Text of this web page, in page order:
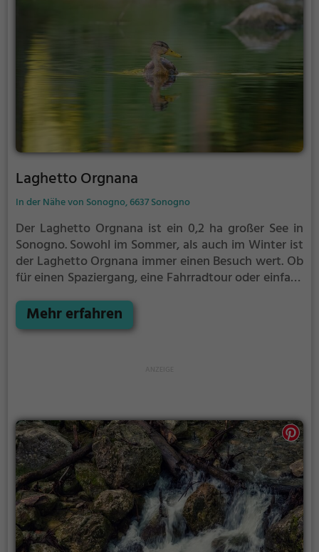
Laghetto Orgnana
In der Nähe von Sonogno, 6637 Sonogno
Der Laghetto Orgnana ist ein 0,2 ha großer See in
Sonogno.Sowohl im Sommer, als auch im Winter ist
der Laghetto Orgnana immer einen Besuch wert. Ob
für einen Spaziergang, eine Fahrradtour oder einfach
bietet zahlreiche Möglichkeiten für
Freizeitaktivitäten.
Mehr erfahren